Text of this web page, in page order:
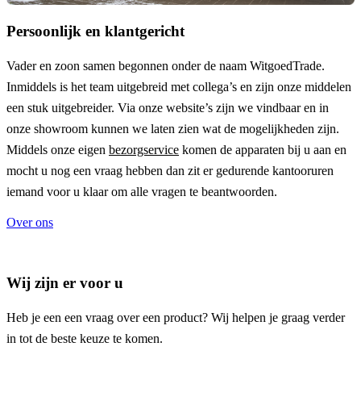
Persoonlijk en klantgericht
Vader en zoon samen begonnen onder de naam WitgoedTrade.
Inmiddels is het team uitgebreid met collega’s en zijn onze middelen
een stuk uitgebreider. Via onze website’s zijn we vindbaar en in
onze showroom kunnen we laten zien wat de mogelijkheden zijn.
Middels onze eigen bezorgservice komen de apparaten bij u aan en
mocht u nog een vraag hebben dan zit er gedurende kantooruren
iemand voor u klaar om alle vragen te beantwoorden.
Over ons
Wij zijn er voor u
Heb je een een vraag over een product? Wij helpen je graag verder
in tot de beste keuze te komen.